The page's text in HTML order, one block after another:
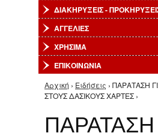
ΔΙΑΚΗΡΥΞΕΙΣ -
ΑΓΓΕΛΙΕΣ
ΧΡΗΣΙΜΑ
ΕΠΙΚΟΙΝΩΝΙΑ
Είστε εδώ
Αρχική › Ειδήσεις › ΠΑΡΑΤΑΣΗ
ΣΤΟΥΣ ΔΑΣΙΚΟΥΣ ΧΑΡΤΕΣ ›
ΠΑΡΑΤΑΣΗ